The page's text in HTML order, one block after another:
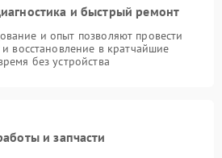
и быстрый ремонт
и опыт позволяют провести
и восстановление в кратчайшие
без устройства
и запчасти